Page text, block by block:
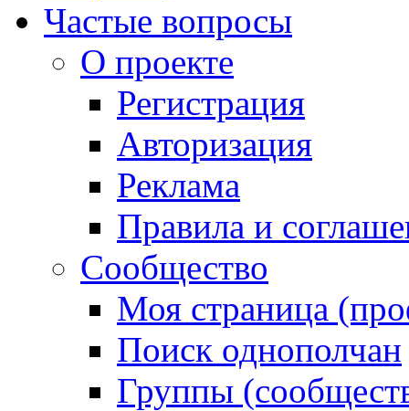
Частые вопросы
О проекте
Регистрация
Авторизация
Реклама
Правила и
Сообщество
Моя страница
Поиск однополчан
Группы